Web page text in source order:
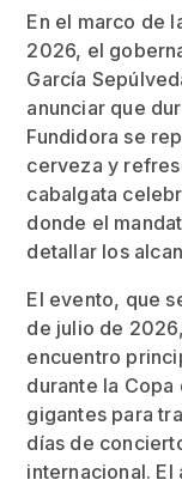
En el marco de
2026, el
García
anunciar que
Fundidora se
cerveza y
cabalgata
donde el
detallar los
El evento, que
de julio de
encuentro
durante la Copa
gigantes para
días de
internacional.